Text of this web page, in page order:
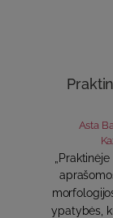
Asta
ypatybės,